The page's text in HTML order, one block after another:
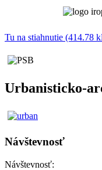
Tu na stiahnutie (414.78
Urbanisticko-
Návštevnosť
Návštevnosť: